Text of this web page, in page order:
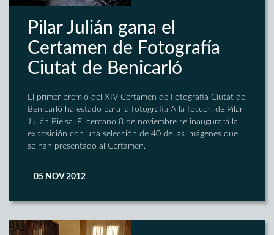
Pilar Julián gana el
Certamen de Fotografía
Ciutat de Benicarló
El primer premio del XIV Certamen de Fotografía Ciutat de
Benicarló ha estado para la fotografía A la foscor, de Pilar
Julián Bielsa. El cercano 8 de noviembre se inaugurará la
exposición con una selección de 40 de las imágenes que
se han presentado al Certamen.
05 NOV 2012